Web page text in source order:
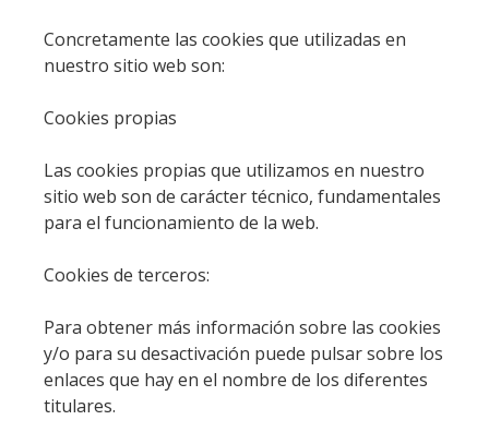
Concretamente las cookies que utilizadas en
nuestro sitio web son:
Cookies propias
Las cookies propias que utilizamos en nuestro
sitio web son de carácter técnico, fundamentales
para el funcionamiento de la web.
Cookies de terceros:
Para obtener más información sobre las cookies
y/o para su desactivación puede pulsar sobre los
enlaces que hay en el nombre de los diferentes
titulares.